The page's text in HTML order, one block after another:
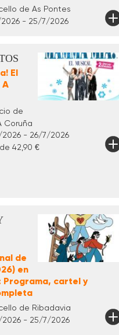
de As Pontes
2026 - 25/7/2026
El
A
de
Coruña
2026 - 26/7/2026
42,90 €
de
en
Programa, cartel y
de Ribadavia
2026 - 25/7/2026